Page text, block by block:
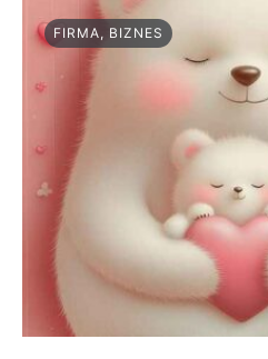
FIRMA, BIZNES